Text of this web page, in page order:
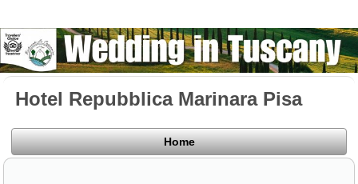
Hotel Repubblica Marinara Pisa
Home